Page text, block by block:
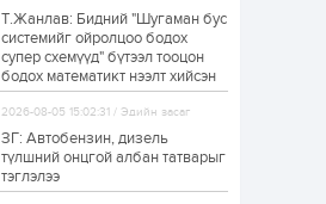
Б.Хулан дэлхийн
аварга боллоо
1 өдөр 0
Р.Даваадорж: Энэ
намрын экспортын
Т.Жанлав: Бидний "Шугаман бус
системийг ойролцоо бодох
супер схемүүд" бүтээл тооцон
бодох математикт нээлт хийсэн
2026-08-05 15:02:31 / Эдийн засаг
ЗГ: Автобензин, дизель
түлшний онцгой албан татварыг
тэглэлээ